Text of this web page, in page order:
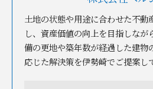
土地の状態や用途に合わせた不動
し、資産価値の向上を目指しなが
備の更地や築年数が経過した建物
応じた解決策を伊勢崎でご提案し